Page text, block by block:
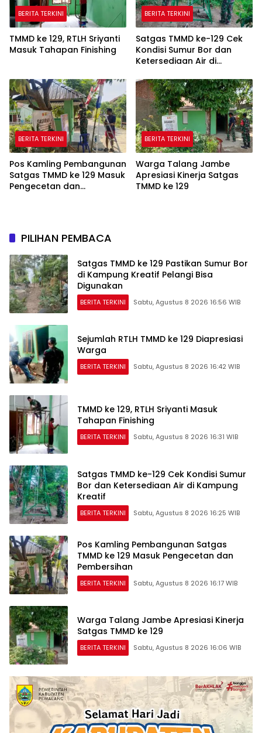
BERITA TERKINI
TMMD ke 129, RTLH Sriyanti
Masuk Tahapan Finishing
BERITA TERKINI
Satgas TMMD ke-129 Cek
Kondisi Sumur Bor dan
Ketersediaan Air di
BERITA TERKINI
Pos Kamling Pembangunan
Satgas TMMD ke 129 Masuk
Pengecetan dan
BERITA TERKINI
Warga Talang Jambe
Apresiasi Kinerja Satgas
TMMD ke 129
PILIHAN PEMBACA
Satgas TMMD ke 129 Pastikan Sumur Bor
di Kampung Kreatif Pelangi Bisa
Digunakan
BERITA TERKINI Sabtu, Agustus 8 2026 16:56 WIB
Sejumlah RTLH TMMD ke 129 Diapresiasi
Warga
BERITA TERKINI Sabtu, Agustus 8 2026 16:42 WIB
TMMD ke 129, RTLH Sriyanti Masuk
Tahapan Finishing
BERITA TERKINI Sabtu, Agustus 8 2026 16:31 WIB
Satgas TMMD ke-129 Cek Kondisi Sumur
Bor dan Ketersediaan Air di Kampung
Kreatif
BERITA TERKINI Sabtu, Agustus 8 2026 16:25 WIB
Pos Kamling Pembangunan Satgas
TMMD ke 129 Masuk Pengecetan dan
Pembersihan
BERITA TERKINI Sabtu, Agustus 8 2026 16:17 WIB
Warga Talang Jambe Apresiasi Kinerja
Satgas TMMD ke 129
BERITA TERKINI Sabtu, Agustus 8 2026 16:06 WIB